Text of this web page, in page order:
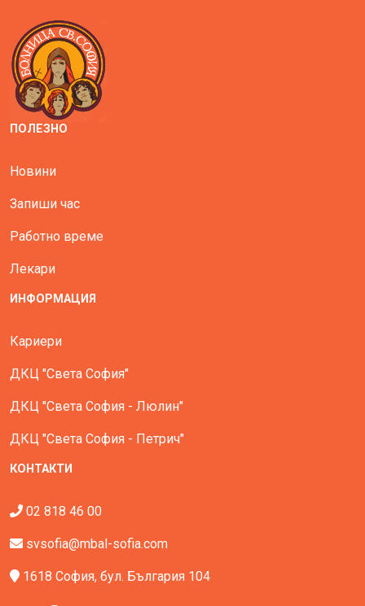
ПОЛЕЗНО
Новини
Запиши час
Работно време
Лекари
ИНФОРМАЦИЯ
Кариери
ДКЦ "Света София"
ДКЦ "Света София - Люлин"
ДКЦ "Света София - Петрич"
КОНТАКТИ
02 818 46 00
svsofia@mbal-sofia.com
1618 София, бул. България 104